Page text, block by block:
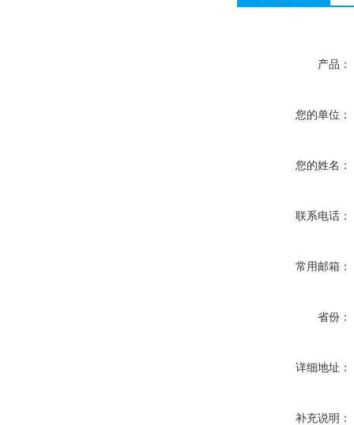
产品：
您的单位：
您的姓名：
联系电话：
常用邮箱：
省份：
详细地址：
补充说明：